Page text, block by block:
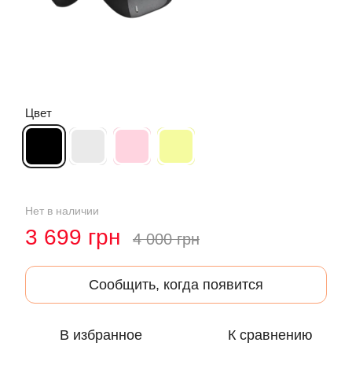
Цвет
Нет в наличии
3 699 грн 4 000 грн
Сообщить, когда появится
В избранное К сравнению